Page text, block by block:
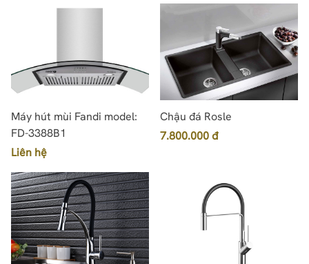
Máy hút mùi Fandi model:
FD-3388B1
Liên hệ
Chậu đá Rosle
7.800.000 đ